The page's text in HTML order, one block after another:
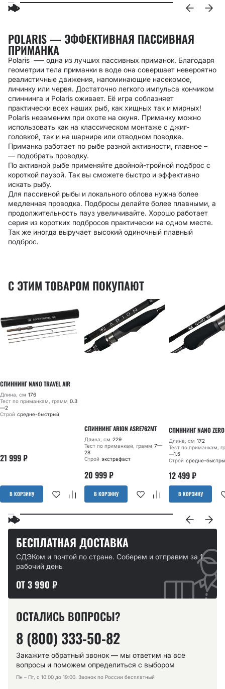
POLARIS — ЭФФЕКТИВНАЯ ПАССИВНАЯ
ПРИМАНКА
Polaris –— одна из лучших пассивных приманок. Благодаря
геометрии тела приманки в воде она совершает невероятно
реалистичные движения, напоминающие насекомое,
личинку или червя. Достаточно легкого импульса кончиком
спиннинга и Polaris оживает. Её игра соблазняет
практически всех наших рыб, как хищных так и мирных!
Polaris незаменим при охоте на окуня. Приманку можно
использовать как на классическом монтаже с джиг-
головкой, так и на шарнире или отводном поводке.
Приманка работает по рыбе разной активности, главное –
— подобрать проводку.
По активной рыбе применяйте двойной-тройной подброс с
короткой паузой. Так вы сможете быстро и эффективно
искать рыбу.
Для пассивной рыбы и локального облова нужна более
медленная проводка. Подбросы делайте более плавными, а
продолжительность пауз увеличивайте. Хорошо работает
серия из коротких подбросов практически на одном месте.
Так же иногда выручает высокий одиночный плавный
подброс.
С ЭТИМ ТОВАРОМ ПОКУПАЮТ
СПИННИНГ NANO TRAVEL AIR
Длина, см 176
Тест по приманкам, грамм 0.3
—2
Строй средне-быстрый
21 999₽
В КОРЗИНУ
СПИННИНГ ARION ASRE762MT
Длина, см 229
Тест по приманкам, грамм 7—
28
Строй экстрафаст
20 999₽
В КОРЗИНУ
СПИННИНГ NANO ZERO
Длина, см 172
Тест по приманкам,
—1.5
Строй средне-
12 499₽
В КОРЗИНУ
БЕСПЛАТНАЯ ДОСТАВКА
СДЭКом и почтой по стране. Соберем и отправим за 1
рабочий день
ОТ 3 990 ₽
ОСТАЛИСЬ ВОПРОСЫ?
8 (800) 333-50-82
Закажите обратный звонок — мы ответим на все
вопросы и поможем определиться с выбором
Пн – Пт, с 10:00 до 19:00. Звонок по России бесплатный